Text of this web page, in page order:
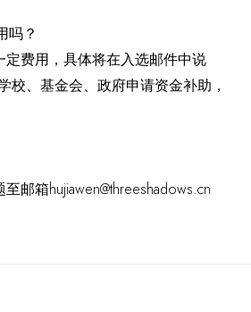
吗？
费用，具体将在入选邮件中说
校、基金会、政府申请资金补助，
邮箱hujiawen@threeshadows.cn